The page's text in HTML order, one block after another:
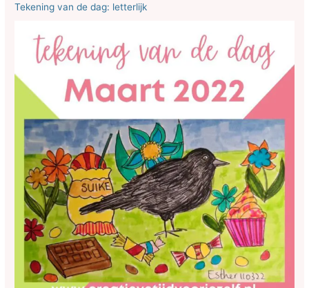
Tekening van de dag: letterlijk